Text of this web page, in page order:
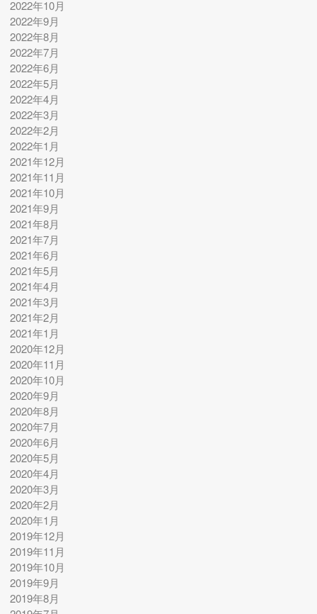
2022年10月
2022年9月
2022年8月
2022年7月
2022年6月
2022年5月
2022年4月
2022年3月
2022年2月
2022年1月
2021年12月
2021年11月
2021年10月
2021年9月
2021年8月
2021年7月
2021年6月
2021年5月
2021年4月
2021年3月
2021年2月
2021年1月
2020年12月
2020年11月
2020年10月
2020年9月
2020年8月
2020年7月
2020年6月
2020年5月
2020年4月
2020年3月
2020年2月
2020年1月
2019年12月
2019年11月
2019年10月
2019年9月
2019年8月